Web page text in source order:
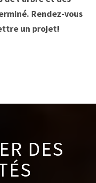
Rendez-vous
un projet!
DES